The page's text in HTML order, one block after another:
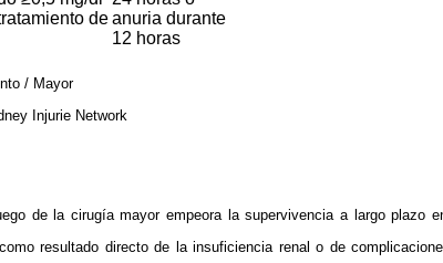
deanuria durante
12 horas
/ Mayor
Injurie Network
de la cirugía mayor empeora la supervivencia a largo plazo
resultado directo de la insuficiencia renal o de